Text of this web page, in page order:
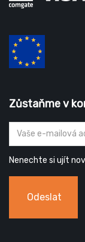
Zůstaňme v
Nenechte si ujít
Odeslat